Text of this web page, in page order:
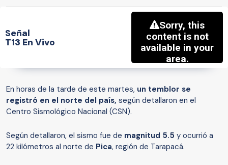
Señal
T13 En Vivo
En horas de la tarde de este martes, un temblor se
registró en el norte del país, según detallaron en el
Centro Sismológico Nacional (CSN).
Según detallaron, el sismo fue de magnitud 5.5 y ocurrió a
22 kilómetros al norte de Pica, región de Tarapacá.